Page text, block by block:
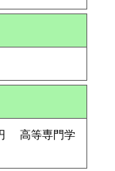
高等専門学